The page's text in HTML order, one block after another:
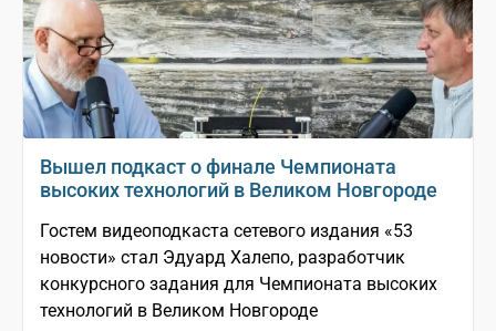
Вышел подкаст о финале Чемпионата
высоких технологий в Великом Новгороде
Гостем видеоподкаста сетевого издания «53
новости» стал Эдуард Халепо, разработчик
конкурсного задания для Чемпионата высоких
технологий в Великом Новгороде